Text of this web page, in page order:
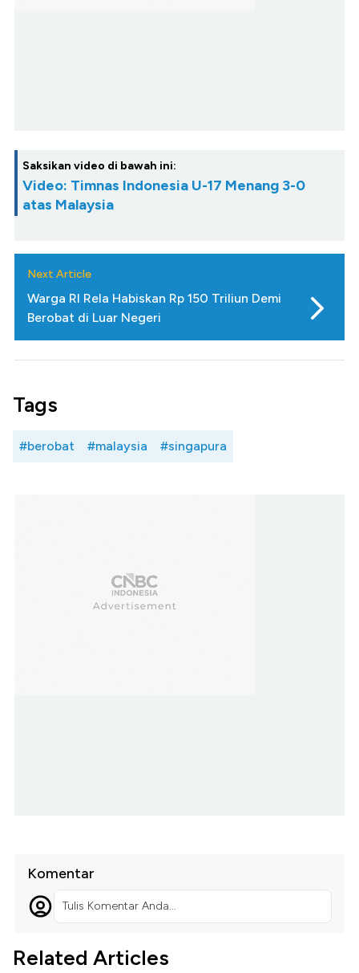
Saksikan video di bawah ini:
Video: Timnas Indonesia U-17 Menang 3-0
atas Malaysia
Next Article
Warga RI Rela Habiskan Rp 150 Triliun Demi
Berobat di Luar Negeri
Tags
#berobat #malaysia #singapura
Komentar
Tulis Komentar Anda...
Related Articles